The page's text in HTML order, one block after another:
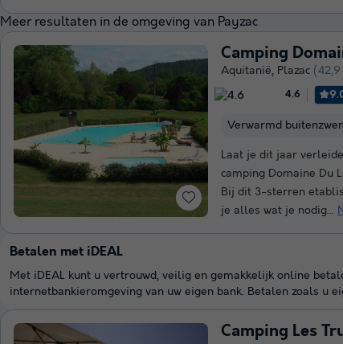
Meer resultaten in de omgeving van Payzac
Camping
Aquitanië, Plazac (42,9
4.6
Verwarmd
Laat je dit jaar
camping Domaine Du
Bij dit 3-sterren
je alles wat je nodig...
Camping Les
Betalen met iDEAL
Met iDEAL kunt u vertrouwd, veilig en gemakkelijk online
internetbankieromgeving van uw eigen bank. Betalen zoals u